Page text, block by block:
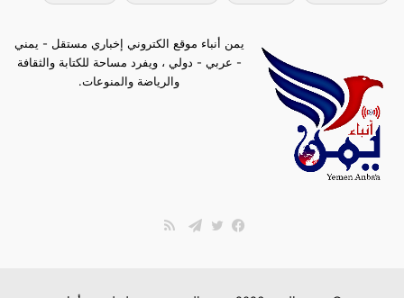
يمن أنباء موقع الكتروني إخباري مستقل - يمني
- عربي - دولي ، ويفرد مساحة للكتابة والثقافة
والرياضة والمنوعات.